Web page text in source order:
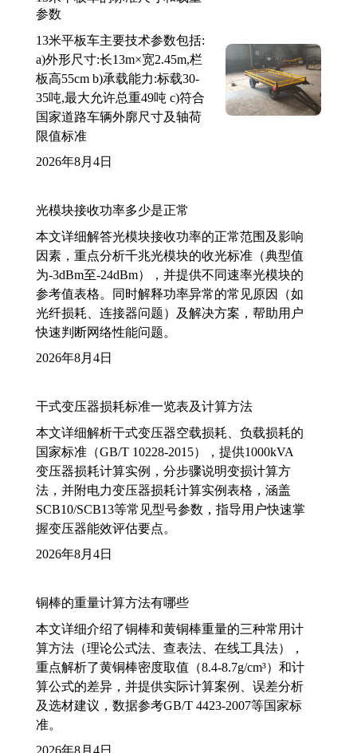
参数
13米平板车主要技术参数包括:
a)外形尺寸:长13m×宽2.45m,栏
板高55cm b)承载能力:标载30-
35吨,最大允许总重49吨 c)符合
国家道路车辆外廓尺寸及轴荷
限值标准
2026年8月4日
光模块接收功率多少是正常
本文详细解答光模块接收功率的正常范围及影响
因素，重点分析千兆光模块的收光标准（典型值
为-3dBm至-24dBm），并提供不同速率光模块的
参考值表格。同时解释功率异常的常见原因（如
光纤损耗、连接器问题）及解决方案，帮助用户
快速判断网络性能问题。
2026年8月4日
干式变压器损耗标准一览表及计算方法
本文详细解析干式变压器空载损耗、负载损耗的
国家标准（GB/T 10228-2015），提供1000kVA
变压器损耗计算实例，分步骤说明变损计算方
法，并附电力变压器损耗计算实例表格，涵盖
SCB10/SCB13等常见型号参数，指导用户快速掌
握变压器能效评估要点。
2026年8月4日
铜棒的重量计算方法有哪些
本文详细介绍了铜棒和黄铜棒重量的三种常用计
算方法（理论公式法、查表法、在线工具法），
重点解析了黄铜棒密度取值（8.4-8.7g/cm³）和计
算公式的差异，并提供实际计算案例、误差分析
及选材建议，数据参考GB/T 4423-2007等国家标
准。
2026年8月4日